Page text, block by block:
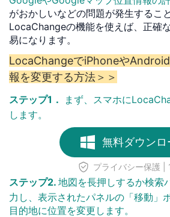
がおかしいなどの問題が発生するこ
LocaChangeの機能を使えば、正確
易になります。
LocaChangeでiPhoneや
報を変更する方法＞＞
ステップ1．
まず、スマホに
します。
無料ダウンロ
プライバシー保護 |
ステップ2. 地図を長押しするか検索
力し、表示されたパネルの「移動」
目的地に位置を変更します。